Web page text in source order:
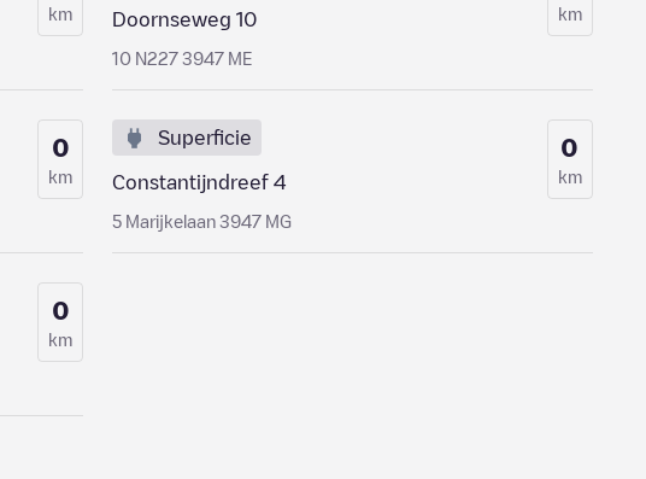
km Doornseweg 10
10 N227 3947 ME
km
0
km
Superficie
Constantijndreef 4
5 Marijkelaan 3947 MG
0
km
0
km